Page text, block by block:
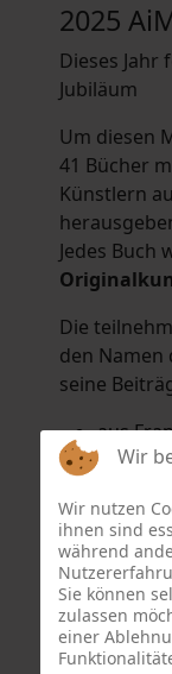
2025
Dieses
Jubiläum
Um diesen
41 Bücher
Künstlern
Jedes Buch
Die
den Namen
seine
aus
Hélène
Eric
aus
Dorrety
Eekhout
aus
Salomé
Wir
Wir nutzen
ihnen sind
während
Sie können
zulassen
einer